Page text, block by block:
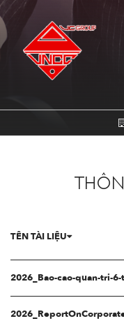
TÊN TÀI LIỆU
2026_Bao-cao-quan-tri-